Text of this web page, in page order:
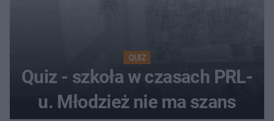
QUIZ
Quiz - szkoła w czasach PRL-
u. Młodzież nie ma szans